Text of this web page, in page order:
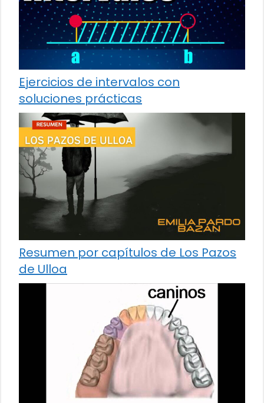
Ejercicios de intervalos con
soluciones prácticas
Resumen por capítulos de Los Pazos
de Ulloa